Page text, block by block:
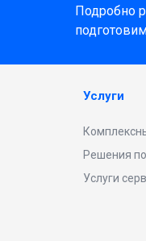
Подробно
Услуги
Решения
Услуги